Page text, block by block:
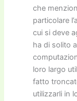
che
particolare
cui si deve
ha di solito
loro largo
fatto
utilizzarli in